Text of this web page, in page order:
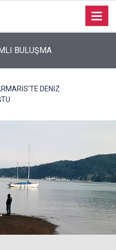
BULUŞMA
DENİZ